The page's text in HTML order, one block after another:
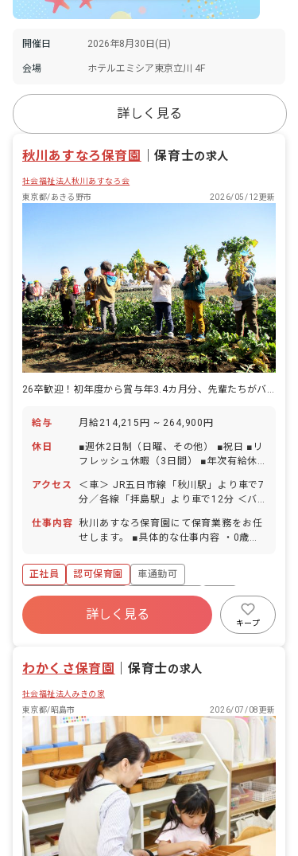
開催日 2026年8月30日(日)
会場 ホテルエミシア東京立川 4F
詳しく見る
秋川あすなろ保育園 ｜保育士の求人
社会福祉法人秋川あすなろ会
東京都/あきる野市
2026/05/12更新
26卒歓迎！初年度から賞与年3.4カ月分、先輩たちがバックアップします
給与 月給214,215円 ~ 264,900円
休日
■週休2日制（日曜、その他） ■祝日 ■リ
フレッシュ休暇（3日間） ■年次有給休
得も可） ┗初年度は試用期間中3日間、
終了後に7日の計10日間付与 ■特別休暇
※健康診断の受診日にもお休みを付与し
ています ■子の看護休暇 ■介護休暇 ■産
100％） ◆特別休暇を設け、本人や家族
がコロナ陽性になったり濃厚接触者にな
ったりした場合に、有休で休める体制を
とっています。 お子様の園が休園になっ
たなどの際にも、急なお休みや午後休・
早退が取りやすい雰囲気づくりをしてい
て教えていただきました！＞ ・子どもが
急病で休まなければならないとき、誰も
が「お互い様だから子どものためにしっ
かりと休んで」と、シフトや仕事のこと
に負い目を感じないようにしてくれて、
快くお休みをいただくことができまし
た。
アクセス
＜車＞ JR五日市線「秋川駅」より車で7
分／各線「拝島駅」より車で12分 ＜バ
ス（永田橋経由の各線）乗車 バス停「草
花」または「門前」下車、徒歩10分 ※
無料駐輪場あり）小平市、立川市エリア
も通勤圏内！現在は八王子、羽村、福
生、昭島から通勤している職員がいま
す。
仕事内容 秋川あすなろ保育園にて保育業務をお任
せします。 ■具体的な仕事内容 ・0歳か
・園児の様子を記録 ・保護者や他機関と
の連携 ・地域子育て支援 ◆お互いが自
然に「ありがとう」と言い合える職場で
す。 例えば保育室からほんの少し離れた
くて交代した時など、どんな些細なこと
でも手伝ってもらったときには「ありが
は「ありがとう」と返ってきて、それが
みんなが自然にできる職場です。
正社員 認可保育園
車通勤可
ボーナス・賞与あり
社会保険完備
有給
福利厚生充実
退職金制度
残業少なめ
詳しく見る
キープ
わかくさ保育園 ｜保育士の求人
社会福祉法人みきの家
東京都/昭島市
2026/07/08更新